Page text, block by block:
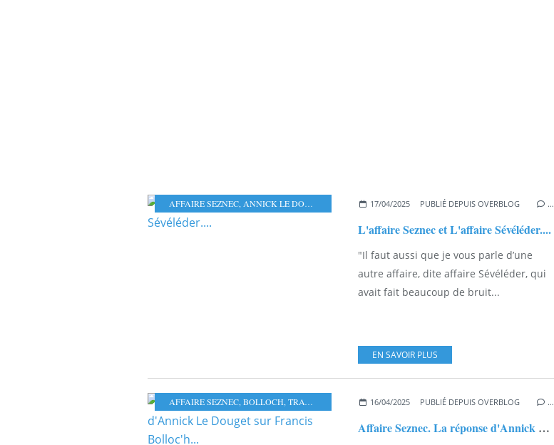
AFFAIRE SEZNEC, ANNICK LE DOUGET 17/04/2025 PUBLIÉ DEPUIS OVERBLOG …
L'affaire Seznec et L'affaire Sévéléder....
"Il faut aussi que je vous parle d’une
autre affaire, dite affaire Sévéléder, qui
avait fait beaucoup de bruit...
EN SAVOIR PLUS
AFFAIRE SEZNEC, BOLLOCH, TRAOU NEZ ANNICK LE DOUGET
16/04/2025 PUBLIÉ DEPUIS OVERBLOG …
Affaire Seznec. La réponse d'Annick Le Douget sur Francis Bolloc'h...